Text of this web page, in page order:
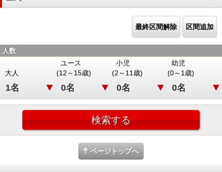
最終区間解除 区間追加
人数
大人
ユース
(12～15歳)
小児
(2～11歳)
幼児
(0～1歳)
ページトップへ